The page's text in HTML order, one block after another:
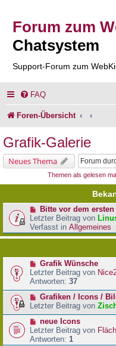
Forum zum
Chatsystem
Support-Forum zum
FAQ
Foren-Übersicht
Grafik-Galerie
Neues Thema
Themen als gelesen
Bitte vor dem
Letzter Beitrag von
Verfasst in Allgemeines
Grafik Wünsche
Letzter Beitrag von
Antworten: 37
Grafiken / Icons /
Letzter Beitrag von
neue Icons
Letzter Beitrag von
Antworten: 1